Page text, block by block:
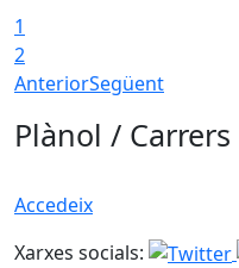
1
2
AnteriorSegüent
Plànol / Carrers
Accedeix
Xarxes socials: